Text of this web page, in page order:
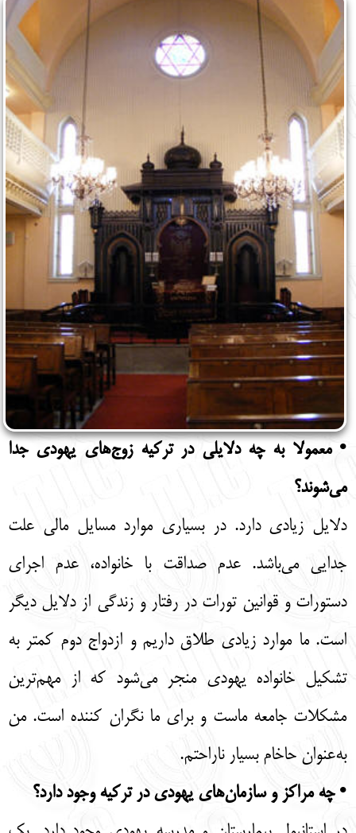
• معمولا به چه دلایلی در ترکیه زوج‌های یهودی جدا
می‌شوند؟
دلایل زیادی دارد. در بسیاری موارد مسایل مالی علت
جدایی می‌باشد. عدم صداقت با خانواده، عدم اجرای
دستورات و قوانین تورات در رفتار و زندگی از دلایل دیگر
است. ما موارد زیادی طلاق داریم و ازدواج دوم کمتر به
تشکیل خانواده یهودی منجر می‌شود که از مهم‌ترین
مشکلات جامعه ماست و برای ما نگران کننده است. من
به‌عنوان حاخام بسیار ناراحتم.
• چه مراکز و سازمان‌های یهودی در ترکیه وجود دارد؟